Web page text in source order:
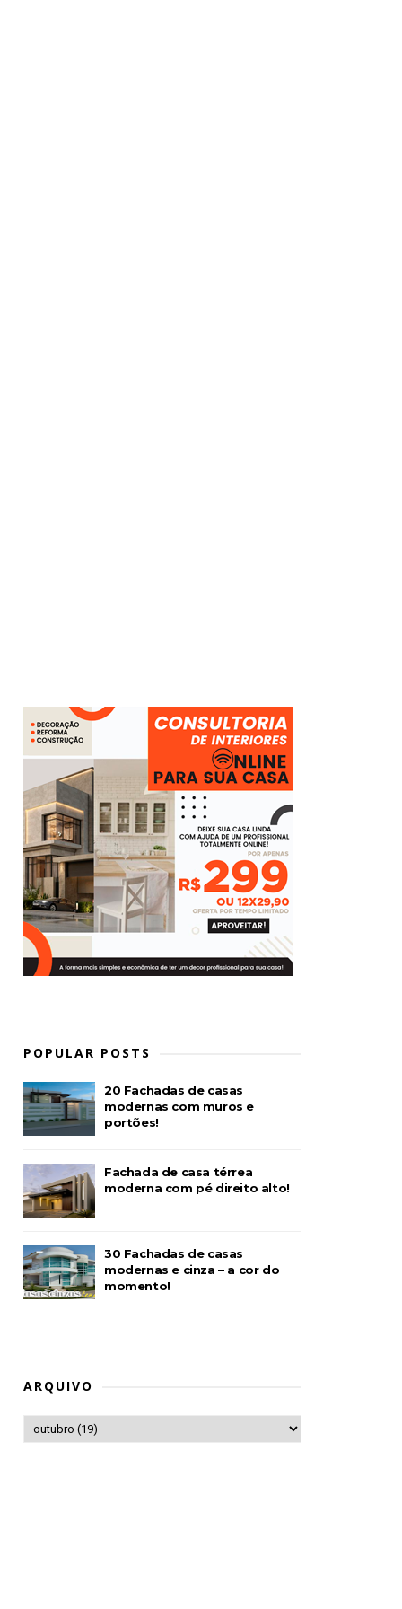
POPULAR POSTS
20 Fachadas de casas
modernas com muros e
portões!
Fachada de casa térrea
moderna com pé direito alto!
30 Fachadas de casas
modernas e cinza – a cor do
momento!
ARQUIVO